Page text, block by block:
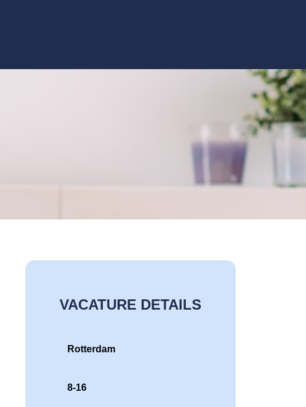
VACATURE DETAILS
Rotterdam
8-16